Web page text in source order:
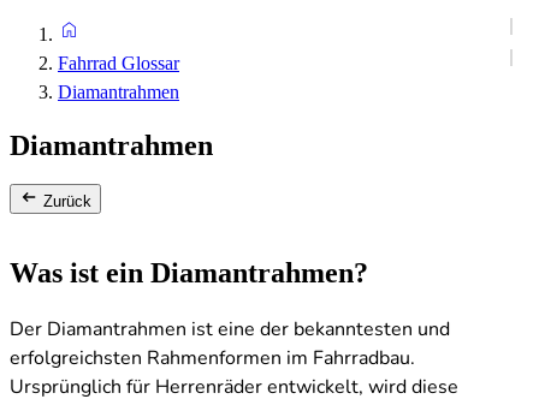
Fahrrad Glossar
Diamantrahmen
Diamantrahmen
Zurück
Was ist ein Diamantrahmen?
Der Diamantrahmen ist eine der bekanntesten und
erfolgreichsten Rahmenformen im Fahrradbau.
Ursprünglich für Herrenräder entwickelt, wird diese